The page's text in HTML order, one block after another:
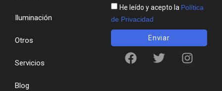
Iluminación
Otros
Servicios
Blog
He leído y acepto la Política
de Privacidad
Enviar